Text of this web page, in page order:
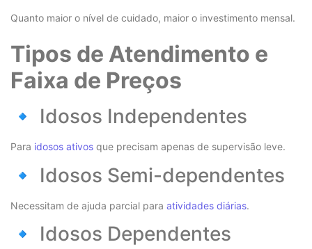
Quanto maior o nível de cuidado, maior o investimento mensal.
Tipos de Atendimento e
Faixa de Preços
🔹 Idosos Independentes
Para idosos ativos que precisam apenas de supervisão leve.
🔹 Idosos Semi-dependentes
Necessitam de ajuda parcial para atividades diárias.
🔹 Idosos Dependentes